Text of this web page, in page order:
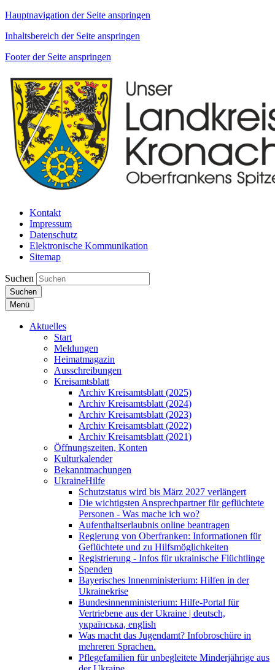
Hauptnavigation der Seite anspringen
Inhaltsbereich der Seite anspringen
Footer der Seite anspringen
Kontakt
Impressum
Datenschutz
Elektronische Kommunikation
Sitemap
Suchen
Suchen
Menü
Aktuelles
Start
Meldungen
Heimatmagazin
Ausschreibungen
Kreisamtsblatt
Archiv Kreisamtsblatt (2025)
Archiv Kreisamtsblatt (2024)
Archiv Kreisamtsblatt (2023)
Archiv Kreisamtsblatt (2022)
Archiv Kreisamtsblatt (2021)
Öffnungszeiten, Konten
Kulturkalender
Bekanntmachungen
UkraineHilfe
Schutzstatus wird bis März 2027 verlängert
Die wichtigsten Ansprechpartner für geflüchtete
Personen - Was mache ich wo?
Aufenthaltserlaubnis online beantragen
Regierung von Oberfranken: Informationen für
Geflüchtete und zu Hilfsmöglichkeiten
Registrierung - Infos für ukrainische Flüchtlinge
Spenden
Bayerisches Innenministerium: Hilfen in der
Ukrainekrise
Bundesinnenministerium: Hilfe-Portal für
Vertriebene aus der Ukraine | deutsch,
українська, english
Was macht das Jugendamt? Infobroschüre in
mehreren Sprachen.
Pflegefamilien für unbegleitete Minderjährige aus